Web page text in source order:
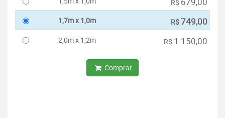
R$
1,7m x 1,0m R$749,00
2,0m x 1,2m R$ 1.150,00
Comprar